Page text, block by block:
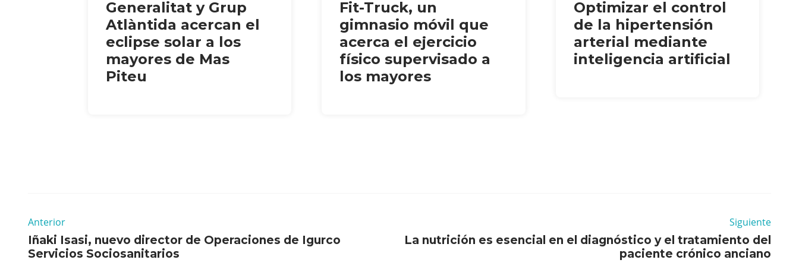
Generalitat y Grup
Atlàntida acercan el
eclipse solar a los
mayores de Mas
Piteu
Fit-Truck, un
gimnasio móvil que
acerca el ejercicio
físico supervisado a
los mayores
Optimizar el control
de la hipertensión
arterial mediante
inteligencia artificial
Anterior
Iñaki Isasi, nuevo director de Operaciones de Igurco
Servicios Sociosanitarios
Siguiente
La nutrición es esencial en el diagnóstico y el tratamiento del
paciente crónico anciano